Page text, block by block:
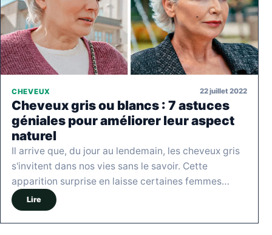
CHEVEUX 22 juillet 2022
Cheveux gris ou blancs : 7 astuces
géniales pour améliorer leur aspect
naturel
Il arrive que, du jour au lendemain, les cheveux gris
s'invitent dans nos vies sans le savoir. Cette
apparition surprise en laisse certaines femmes…
Lire